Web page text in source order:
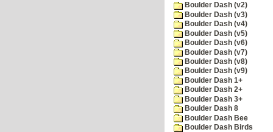
Boulder Dash (v2)
Boulder Dash (v3)
Boulder Dash (v4)
Boulder Dash (v5)
Boulder Dash (v6)
Boulder Dash (v7)
Boulder Dash (v8)
Boulder Dash (v9)
Boulder Dash 1+
Boulder Dash 2+
Boulder Dash 3+
Boulder Dash 8
Boulder Dash Bee
Boulder Dash Birds